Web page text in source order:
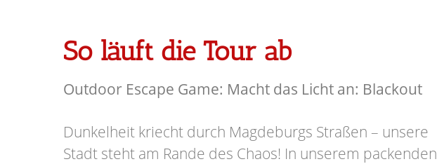
So läuft die Tour ab
Outdoor Escape Game: Macht das Licht an: Blackout
Dunkelheit kriecht durch Magdeburgs Straßen – unsere
Stadt steht am Rande des Chaos! In unserem packenden